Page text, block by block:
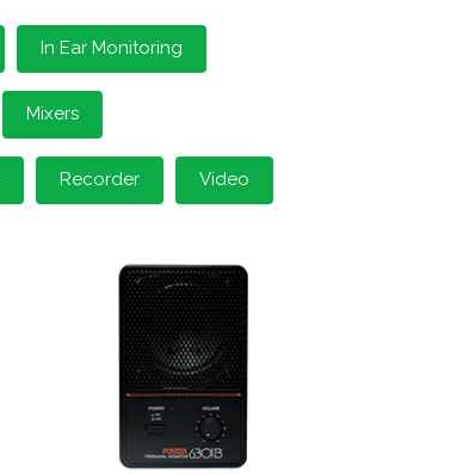
In Ear Monitoring
Mixers
Recorder Video